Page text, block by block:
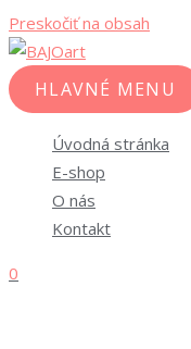
Preskočiť na obsah
HLAVNÉ MENU
Úvodná stránka
E-shop
O nás
Kontakt
0